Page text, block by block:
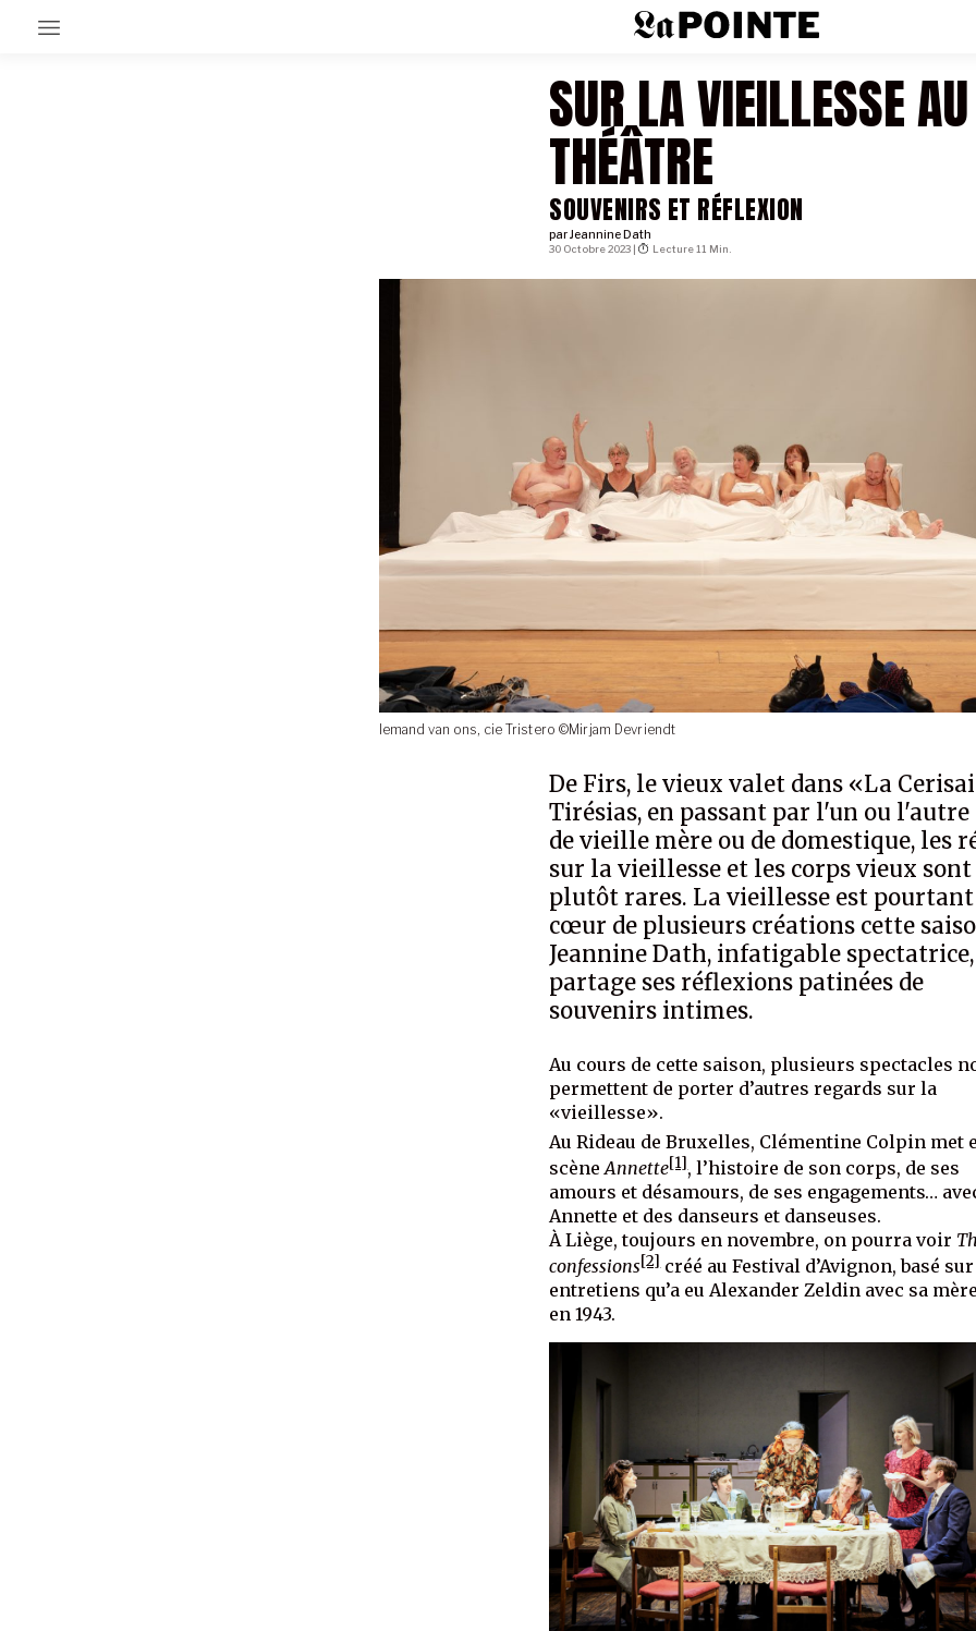
Iemand van ons, cie Tristero ©Mirjam Devriendt
SUR LA VIEILLESSE AU
THÉÂTRE
SOUVENIRS ET RÉFLEXION
parJeannine Dath
De Firs, le vieux valet dans «La
Tirésias, en passant par l'un ou
de vieille mère ou de domestique, les
sur la vieillesse et les corps vieux sont
plutôt rares. La vieillesse est
cœur de plusieurs créations cette
Jeannine Dath, infatigable spectatrice,
partage ses réflexions patinées de
souvenirs intimes.
30 Octobre 2023 | Lecture 11 Min.
Au cours de cette saison, plusieurs spectacles
permettent de porter d’autres regards sur la
«vieillesse».
Au Rideau de Bruxelles, Clémentine Colpin met
scèneAnnette[1], l’histoire de son corps, de ses
amours et désamours, de ses engagements…
Annette et des danseurs et danseuses.
À Liège, toujours en novembre, on pourra voir
confessions[2]créé au Festival d’Avignon, basé
entretiens qu’a eu Alexander Zeldin avec sa
en 1943.